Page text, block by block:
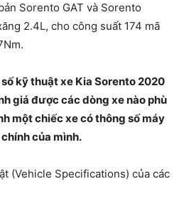
Sorento GAT và Sorento
2.4L, cho công suất 174 mã
kỹ thuật xe Kia Sorento 2020
giá được các dòng xe nào phù
một chiếc xe có thông số máy
của mình.
(Vehicle Specifications) của các